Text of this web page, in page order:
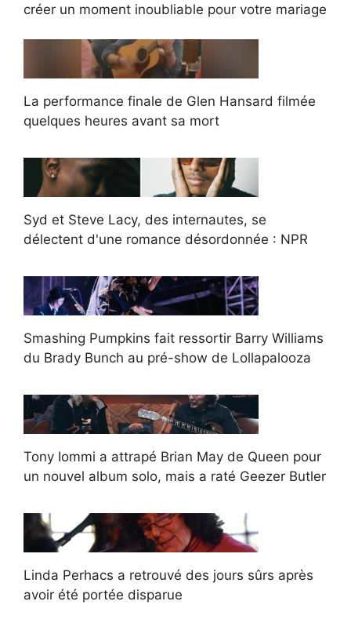
créer un moment inoubliable pour votre mariage
La performance finale de Glen Hansard filmée
quelques heures avant sa mort
Syd et Steve Lacy, des internautes, se
délectent d'une romance désordonnée : NPR
Smashing Pumpkins fait ressortir Barry Williams
du Brady Bunch au pré-show de Lollapalooza
Tony Iommi a attrapé Brian May de Queen pour
un nouvel album solo, mais a raté Geezer Butler
Linda Perhacs a retrouvé des jours sûrs après
avoir été portée disparue